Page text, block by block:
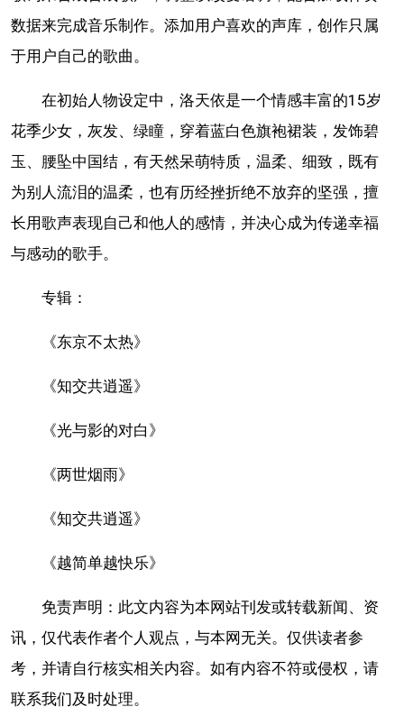
数据来完成音乐制作。添加用户喜欢的声库，创作只属
于用户自己的歌曲。
在初始人物设定中，洛天依是一个情感丰富的15岁
花季少女，灰发、绿瞳，穿着蓝白色旗袍裙装，发饰碧
玉、腰坠中国结，有天然呆萌特质，温柔、细致，既有
为别人流泪的温柔，也有历经挫折绝不放弃的坚强，擅
长用歌声表现自己和他人的感情，并决心成为传递幸福
与感动的歌手。
专辑：
《东京不太热》
《知交共逍遥》
《光与影的对白》
《两世烟雨》
《知交共逍遥》
《越简单越快乐》
免责声明：此文内容为本网站刊发或转载新闻、资
讯，仅代表作者个人观点，与本网无关。仅供读者参
考，并请自行核实相关内容。如有内容不符或侵权，请
联系我们及时处理。